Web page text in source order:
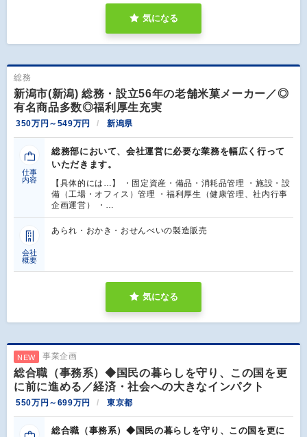
気になる
総務
新潟市(新潟) 総務・設立56年の老舗米菓メーカー／◎
有名商品多数◎福利厚生充実
350万円～549万円 新潟県
仕事
内容
総務部において、会社運営に必要な業務を幅広く行って
いただきます。
【具体的には…】 ・固定資産・備品・消耗品管理 ・施設・設
備（工場・オフィス）管理 ・福利厚生（健康管理、社内行事
企画運営） ・…
会社
概要
あられ・おかき・おせんべいの製造販売
気になる
NEW 事業企画
総合職（事務系）◆国民の暮らしを守り、この国を更
に前に進める／経済・社会への大きなインパクト
550万円～699万円 東京都
総合職（事務系）◆国民の暮らしを守り、この国を更に